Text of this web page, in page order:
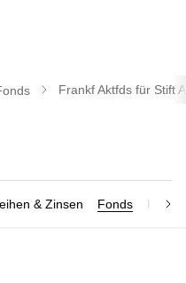
Frankf Aktfds für Stift
& Zinsen Fonds